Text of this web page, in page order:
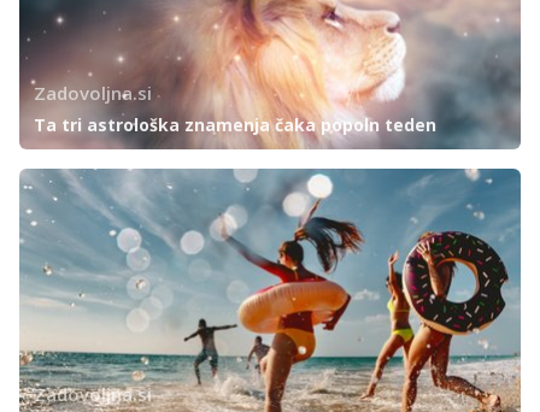
Zadovoljna.si
Ta tri astrološka znamenja čaka popoln teden
Zadovoljna.si